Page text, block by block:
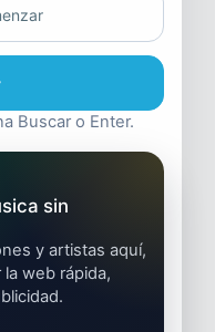
Buscar o Enter.
sin
y artistas aquí,
web rápida,